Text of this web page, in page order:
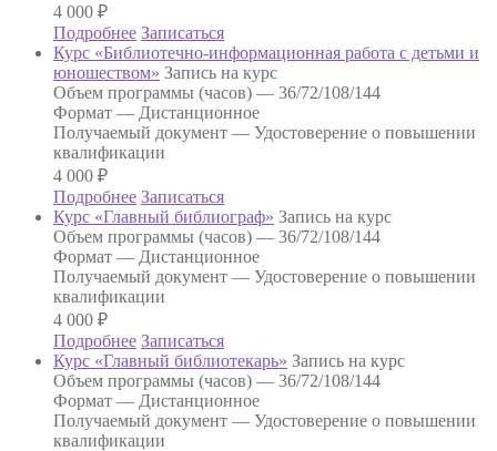
4 000 ₽
Подробнее Записаться
Курс «Библиотечно-информационная работа с детьми и
юношеством» Запись на курс
Объем программы (часов) — 36/72/108/144
Формат — Дистанционное
Получаемый документ — Удостоверение о повышении
квалификации
4 000 ₽
Подробнее Записаться
Курс «Главный библиограф» Запись на курс
Объем программы (часов) — 36/72/108/144
Формат — Дистанционное
Получаемый документ — Удостоверение о повышении
квалификации
4 000 ₽
Подробнее Записаться
Курс «Главный библиотекарь» Запись на курс
Объем программы (часов) — 36/72/108/144
Формат — Дистанционное
Получаемый документ — Удостоверение о повышении
квалификации